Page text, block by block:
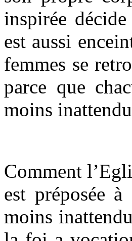
inspirée
est aussi
femmes se
parce que
moins
Comment
est préposée
moins